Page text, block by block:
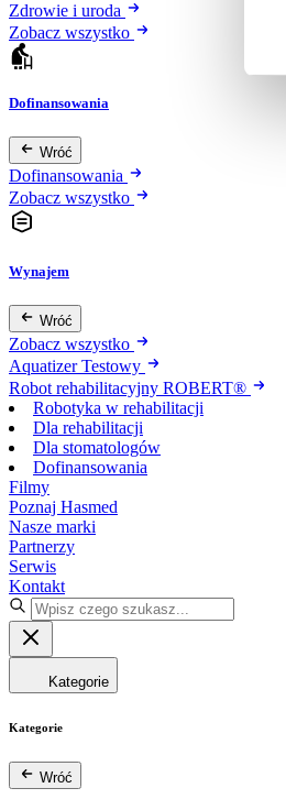
Zdrowie i uroda
Zobacz wszystko
Dofinansowania
Wróć
Dofinansowania
Zobacz wszystko
Wynajem
Wróć
Zobacz wszystko
Aquatizer Testowy
Robot rehabilitacyjny ROBERT®
Robotyka w rehabilitacji
Dla rehabilitacji
Dla stomatologów
Dofinansowania
Filmy
Poznaj Hasmed
Nasze marki
Partnerzy
Serwis
Kontakt
Kategorie
Kategorie
Wróć